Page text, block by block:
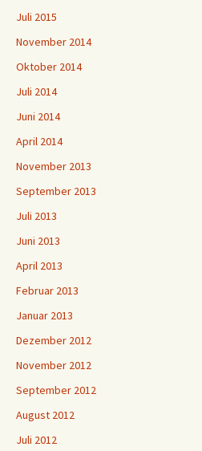
Juli 2015
November 2014
Oktober 2014
Juli 2014
Juni 2014
April 2014
November 2013
September 2013
Juli 2013
Juni 2013
April 2013
Februar 2013
Januar 2013
Dezember 2012
November 2012
September 2012
August 2012
Juli 2012